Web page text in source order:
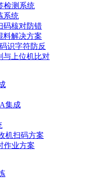
检测系统
系统
码核对防错
料解决方案
识字符防反
与上位机比对
集成
机扫码方案
作业方案